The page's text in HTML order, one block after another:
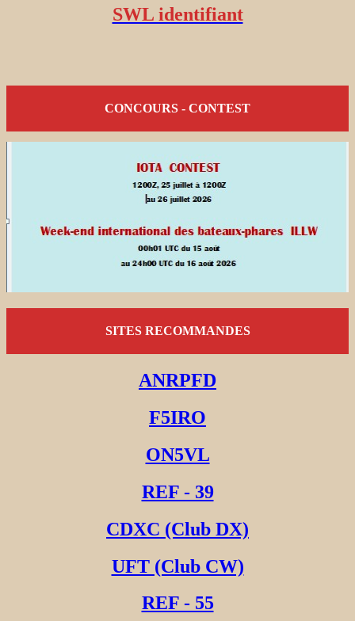
SWL identifiant
CONCOURS - CONTEST
SITES RECOMMANDES
ANRPFD
F5IRO
ON5VL
REF - 39
CDXC (Club DX)
UFT (Club CW)
REF - 55